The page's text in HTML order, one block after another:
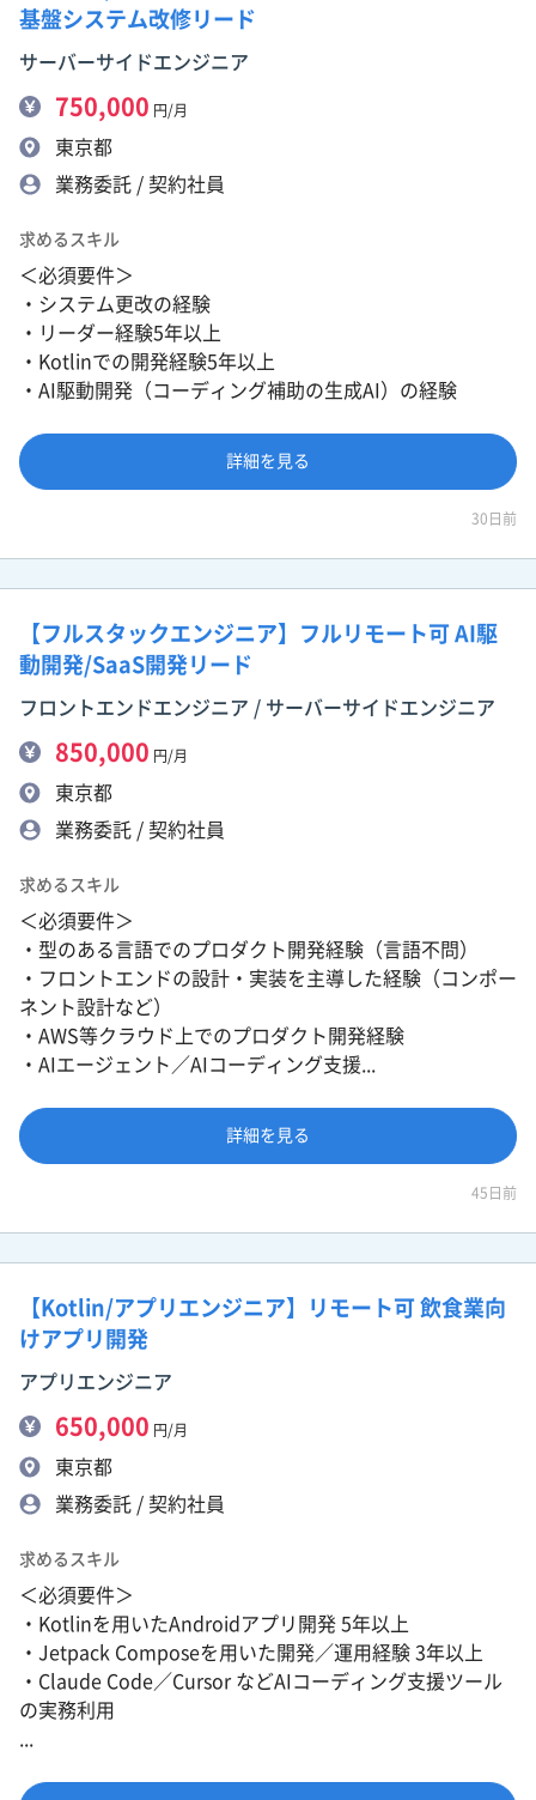
基盤システム改修リード
サーバーサイドエンジニア
750,000 円/月
東京都
業務委託 / 契約社員
求めるスキル
＜必須要件＞
・システム更改の経験
・リーダー経験5年以上
・Kotlinでの開発経験5年以上
・AI駆動開発（コーディング補助の生成AI）の経験
詳細を見る
30日前
【フルスタックエンジニア】フルリモート可 AI駆
動開発/SaaS開発リード
フロントエンドエンジニア / サーバーサイドエンジニア
850,000 円/月
東京都
業務委託 / 契約社員
求めるスキル
＜必須要件＞
・型のある言語でのプロダクト開発経験（言語不問）
・フロントエンドの設計・実装を主導した経験（コンポー
ネント設計など）
・AWS等クラウド上でのプロダクト開発経験
・AIエージェント／AIコーディング支援...
詳細を見る
45日前
【Kotlin/アプリエンジニア】リモート可 飲食業向
けアプリ開発
アプリエンジニア
650,000 円/月
東京都
業務委託 / 契約社員
求めるスキル
＜必須要件＞
・Kotlinを用いたAndroidアプリ開発 5年以上
・Jetpack Composeを用いた開発／運用経験 3年以上
・Claude Code／Cursor などAIコーディング支援ツール
の実務利用